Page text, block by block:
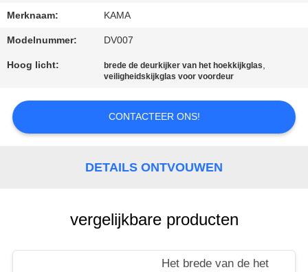
EEN
CITAAT
SITEMAP
Merknaam: KAMA
Modelnummer: DV007
Hoog licht: brede de deurkijker van het hoekkijkglas,
veiligheidskijkglas voor voordeur
CONTACTEER ONS!
DETAILS ONTVOUWEN
vergelijkbare producten
Het brede van de het